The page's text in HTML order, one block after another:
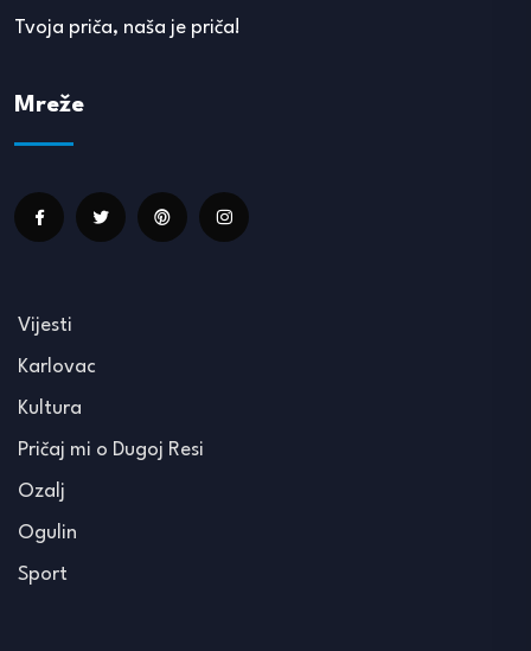
Tvoja priča, naša je priča!
Mreže
Vijesti
Karlovac
Kultura
Pričaj mi o Dugoj Resi
Ozalj
Ogulin
Sport